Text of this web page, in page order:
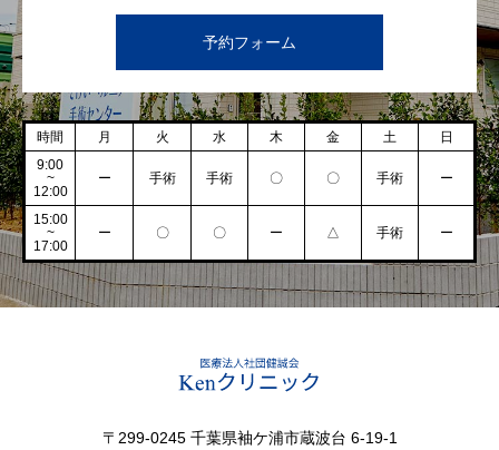
予約フォーム
時間 月 火 水 木 金 土
日
9:00
~
12:00
ー 手術 手術 〇 〇 手術 ー
15:00
~
17:00
ー 〇 〇 ー △ 手術 ー
〒299-0245 千葉県袖ケ浦市蔵波台 6-19-1